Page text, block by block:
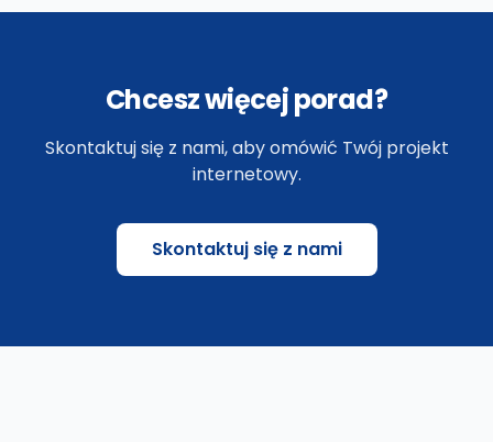
Chcesz więcej porad?
Skontaktuj się z nami, aby omówić Twój projekt
internetowy.
Skontaktuj się z nami